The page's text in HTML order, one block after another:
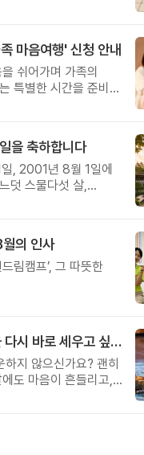
마음여행' 신청 안내
쉬어가며 가족의
특별한 시간을 준비해
을 축하합니다
, 2001년 8월 1일에
덧 스물다섯 살,
의 인사
림캠프’, 그 따뜻한
지금, 내 안의 흐름을 다시 바로 세우고 싶다면
지 않으신가요? 괜히
도 마음이 흔들리고,